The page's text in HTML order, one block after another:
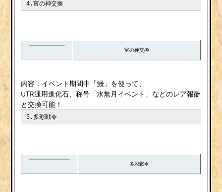
4.富の神交換
富の神交換
内容：イベント期間中「鰻」を使って、
UTR通用進化石、称号「水無月イベント」などのレア報酬
と交換可能！
5.多彩戦令
多彩戦令